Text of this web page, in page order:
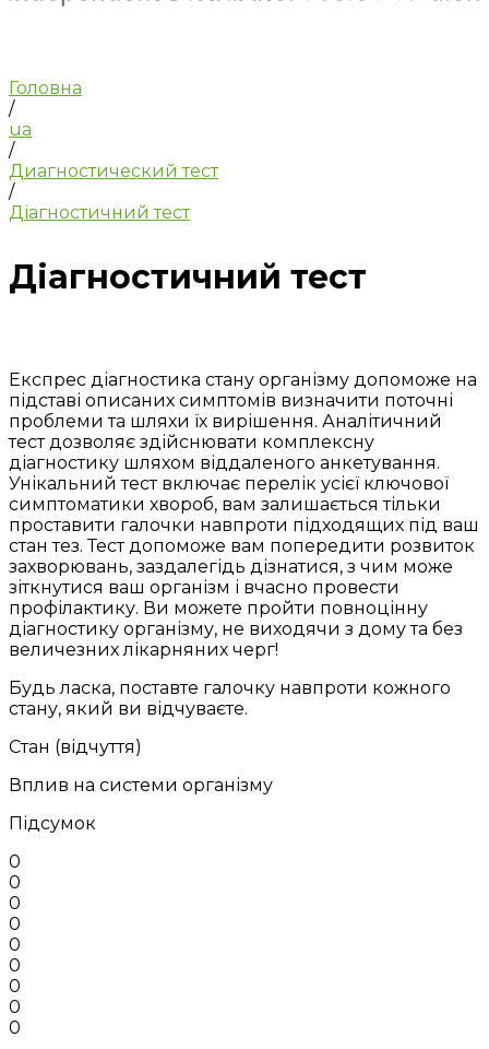
Головна
/
ua
/
Диагностический тест
/
Діагностичний тест
Діагностичний тест
Експрес діагностика стану організму допоможе на
підставі описаних симптомів визначити поточні
проблеми та шляхи їх вирішення. Аналітичний
тест дозволяє здійснювати комплексну
діагностику шляхом віддаленого анкетування.
Унікальний тест включає перелік усієї ключової
симптоматики хвороб, вам залишається тільки
проставити галочки навпроти підходящих під ваш
стан тез. Тест допоможе вам попередити розвиток
захворювань, заздалегідь дізнатися, з чим може
зіткнутися ваш організм і вчасно провести
профілактику. Ви можете пройти повноцінну
діагностику організму, не виходячи з дому та без
величезних лікарняних черг!
Будь ласка, поставте галочку навпроти кожного
стану, який ви відчуваєте.
Стан (відчуття)
Вплив на системи організму
Підсумок
0
0
0
0
0
0
0
0
0